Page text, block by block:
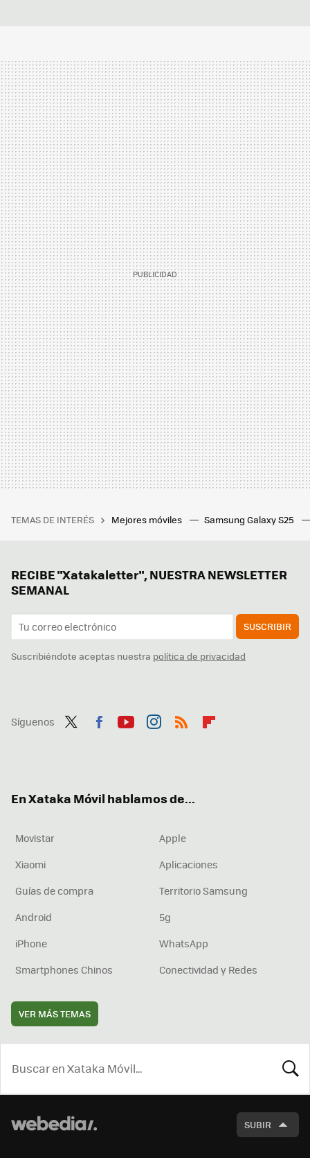
TEMAS DE INTERÉS Mejores móviles Samsung Galaxy S25
RECIBE "Xatakaletter", NUESTRA NEWSLETTER
SEMANAL
SUSCRIBIR
Suscribiéndote aceptas nuestra política de privacidad
Síguenos
En Xataka Móvil hablamos de...
Movistar
Apple
Xiaomi
Aplicaciones
Guías de compra
Territorio Samsung
Android
5g
iPhone
WhatsApp
Smartphones Chinos
Conectividad y Redes
VER MÁS TEMAS
SUBIR